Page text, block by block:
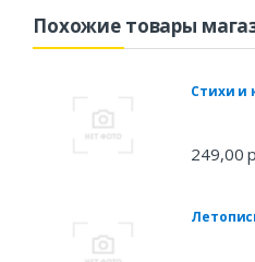
Похожие товары
Стихи и
249,00